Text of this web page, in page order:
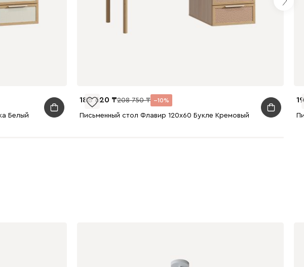
Белый
188 620 208 750 10
Письменный стол Флавир 120x60 Букле Кремовый